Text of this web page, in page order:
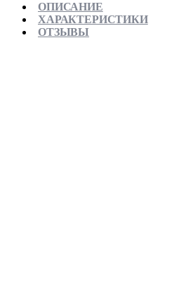
ОПИСАНИЕ
ХАРАКТЕРИСТИКИ
ОТЗЫВЫ